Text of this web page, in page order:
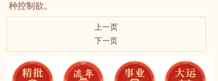
种控制欲。
上一页
下一页